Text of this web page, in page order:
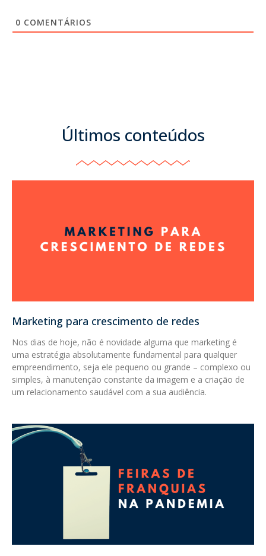
0 COMENTÁRIOS
Últimos conteúdos
Marketing para crescimento de redes
Nos dias de hoje, não é novidade alguma que marketing é
uma estratégia absolutamente fundamental para qualquer
empreendimento, seja ele pequeno ou grande – complexo ou
simples, à manutenção constante da imagem e a criação de
um relacionamento saudável com a sua audiência.